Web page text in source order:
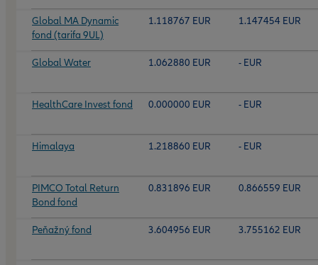
Global MA Dynamic
fond (tarifa 9UL)
1.118767 EUR 1.147454 EUR
Global Water 1.062880 EUR - EUR
HealthCare Invest fond 0.000000 EUR - EUR
Himalaya 1.218860 EUR - EUR
PIMCO Total Return
Bond fond
0.831896 EUR 0.866559 EUR
Peňažný fond 3.604956 EUR 3.755162 EUR